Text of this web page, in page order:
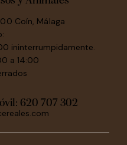
Coín, Málaga
ininterrumpidamente.
a 14:00
620 707 302